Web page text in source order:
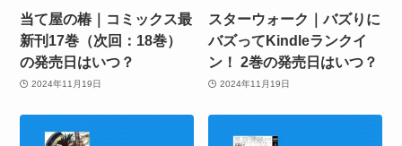
当て屋の椿｜コミックス最
新刊17巻（次回：18巻）
の発売日はいつ？
2024年11月19日
スターウォーク｜バズりに
バズってKindleランクイ
ン！ 2巻の発売日はいつ？
2024年11月19日